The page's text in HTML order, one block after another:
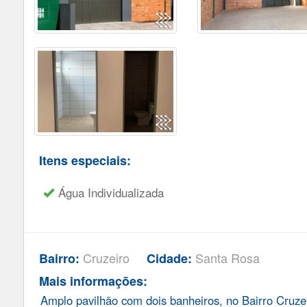
Itens especiais:
Água Individualizada
Bairro: Cruzeiro Cidade: Santa Rosa
Mais informações:
Amplo pavilhão com dois banheiros, no Bairro